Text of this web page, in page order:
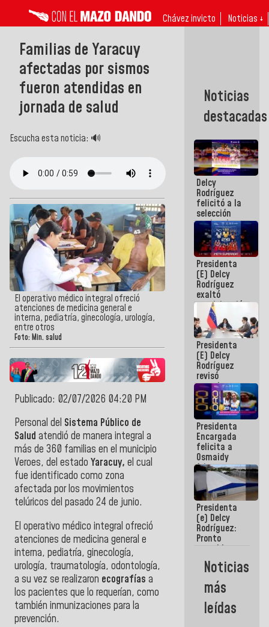
Chávez invicto Noticias ↓
Familias de Yaracuy
afectadas por sismos
fueron atendidas en
jornada de salud
Escucha esta noticia: 🔊
El operativo médico integral ofreció
atenciones de medicina general e
interna, pediatría, ginecología, urología,
entre otros
Foto: Min. salud
Publicado: 02/07/2026 04:20 PM
Personal del Sistema Público de
Salud atendió de manera integral a
más de 360 familias en el municipio
Veroes, del estado Yaracuy, el cual
fue identificado como zona
afectada por los movimientos
telúricos del pasado 24 de junio.
El operativo médico integral ofreció
atenciones de medicina general e
interna, pediatría, ginecología,
urología, traumatología, odontología,
a su vez se realizaron ecografías a
los pacientes que lo requerían, como
también inmunizaciones para la
prevención.
Noticias
destacadas
Delcy
Rodríguez
felicitó a la
selección
nacional
masculina
de voleibol
campeona
de la Copa
Panamericana
Sub-17
Presidenta
(E) Delcy
Rodríguez
exaltó
participación
de
Venezuela
en Juegos
Centroamericanos
y del Caribe
2026
Presidenta
(E) Delcy
Rodríguez
revisó
agenda
económica y
ejecución de
fondos de
emergencia
post-sismos
Presidenta
Encargada
felicita a
Osmaidy
Arias y
Giraly
Marcano por
hacer
historia en
los
Centroamericanos
Presidenta
(e) Delcy
Rodríguez:
Pronto
restableceremos
las
operaciones
Aeropuerto
Internacional
de
Noticias
más
leídas